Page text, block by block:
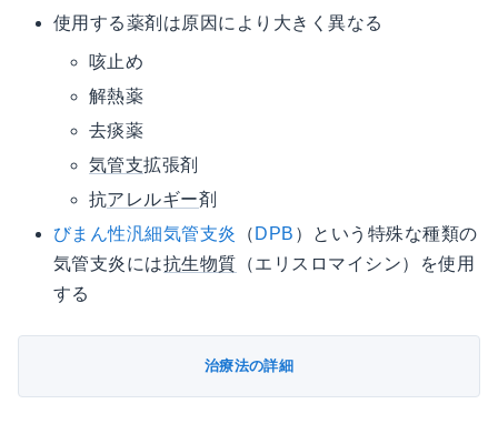
使用する薬剤は原因により大きく異なる
咳止め
解熱薬
去痰薬
気管支拡張剤
抗アレルギー剤
びまん性汎細気管支炎
（ DPB ）という特殊な種類の
気管支炎には抗生物質 （エリスロマイシン）を使用
する
治療法の詳細